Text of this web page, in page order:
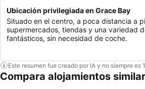
Ubicación privilegiada en Grace Bay
Situado en el centro, a poca distancia a
supermercados, tiendas y una variedad
fantásticos, sin necesidad de coche.
Este resumen fue creado por IA y no siempre es
Compara alojamientos